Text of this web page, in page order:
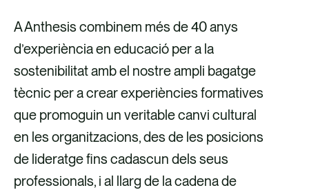
A Anthesis combinem més de 40 anys
d’experiència en educació per a la
sostenibilitat amb el nostre ampli bagatge
tècnic per a crear experiències formatives
que promoguin un veritable canvi cultural
en les organitzacions, des de les posicions
de lideratge fins cadascun dels seus
professionals, i al llarg de la cadena de